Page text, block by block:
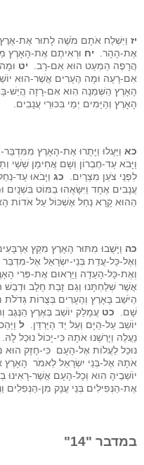
יז וַיִּשְׁלַח אֹתָם מֹשֶׁה לָתוּר אֶת-אֶרֶץ
אֶת-הָהָר. יח וּרְאִיתֶם אֶת-הָאָרֶץ
הֲרָפֶה הַמְעַט הוּא אִם-רָב. יט
אִם-רָעָה וּמָה הֶעָרִים אֲשֶׁר-הוּא
הָאָרֶץ הַשְּׁמֵנָה הִוא אִם-רָזָה הֲיֵשׁ-
הָאָרֶץ וְהַיָּמִים יְמֵי בִּכּוּרֵי עֲנָבִים.
כא וַיַּעֲלוּ וַיָּתֻרוּ אֶת-הָאָרֶץ
וַיָּבֹא עַד-חֶבְרוֹן וְשָׁם אֲחִימַן שֵׁשַׁי
לִפְנֵי צֹעַן מִצְרָיִם. כג וַיָּבֹאוּ עַד-
עֲנָבִים אֶחָד וַיִּשָּׂאֻהוּ בַמּוֹט בִּשְׁנָיִם
הַהוּא קָרָא נַחַל אֶשְׁכּוֹל עַל אֹדוֹת
כה וַיָּשֻׁבוּ מִתּוּר הָאָרֶץ מִקֵּץ
וְאֶל-כָּל-עֲדַת בְּנֵי-יִשְׂרָאֵל אֶל-
וְאֶת-כָּל-הָעֵדָה וַיַּרְאוּם אֶת-פְּרִי
אֲשֶׁר שְׁלַחְתָּנוּ וְגַם זָבַת חָלָב וּדְבַשׁ
הַיֹּשֵׁב בָּאָרֶץ וְהֶעָרִים בְּצֻרוֹת גְּדֹלֹת
שָׁם. כט עֲמָלֵק יוֹשֵׁב בְּאֶרֶץ הַנֶּגֶב
יוֹשֵׁב עַל-הַיָּם וְעַל יַד הַיַּרְדֵּן. ל
נַעֲלֶה וְיָרַשְׁנוּ אֹתָהּ כִּי-יָכוֹל נוּכַל לָהּ.
נוּכַל לַעֲלוֹת אֶל-הָעָם כִּי-חָזָק הוּא
אֹתָהּ אֶל-בְּנֵי יִשְׂרָאֵל לֵאמֹר הָאָרֶץ
יוֹשְׁבֶיהָ הִוא וְכָל-הָעָם אֲשֶׁר-רָאִינוּ
אֶת-הַנְּפִילִים בְּנֵי עֲנָק מִן-הַנְּפִלִים
במדבר "14"